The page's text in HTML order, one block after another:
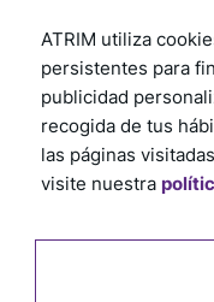
ATRIM utiliza
persistentes para
publicidad
recogida de tus
las páginas
visite nuestra